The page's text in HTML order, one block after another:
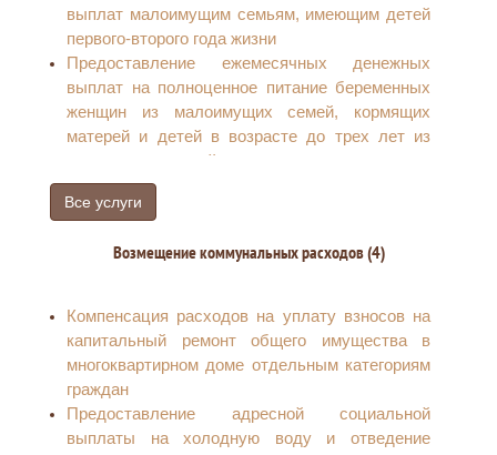
выплат малоимущим семьям, имеющим детей
первого-второго года жизни
Предоставление ежемесячных денежных
выплат на полноценное питание беременных
женщин из малоимущих семей, кормящих
матерей и детей в возрасте до трех лет из
малоимущих семей
Предоставление меры социальной поддержки
семей в связи с рождением ребенка в виде
товаров и вещей, необходимых
Выдача сертификата на региональный
материнский капитал
Социальная поддержка семей, имеющих детей
(в том числе многодетных семей, одиноких
родителей (назначение и выплата пособия на
ребенка)
Все услуги
Возмещение коммунальных расходов (4)
Компенсация расходов на уплату взносов на
капитальный ремонт общего имущества в
многоквартирном доме отдельным категориям
граждан
Предоставление адресной социальной
выплаты на холодную воду и отведение